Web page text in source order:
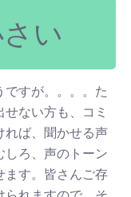
い
ですが。。。。た
ない方も、コミ
れば、聞かせる声
しろ、声のトーン
ます。皆さんご存